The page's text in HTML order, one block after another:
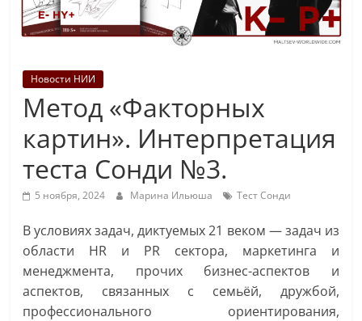
Новости НИИ
Метод «Факторных
картин». Интерпретация
теста Сонди №3.
5 ноября, 2024 Марина Ильюша Тест Сонди
В условиях задач, диктуемых 21 веком — задач из
области HR и PR сектора, маркетинга и
менеджмента, прочих бизнес-аспектов и
аспектов, связанных с семьёй, дружбой,
профессионального ориентирования,